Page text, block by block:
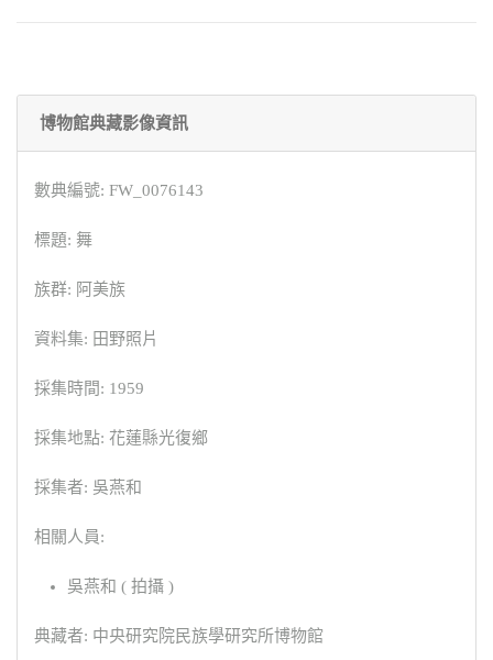
博物館典藏影像資訊
數典編號: FW_0076143
標題: 舞
族群: 阿美族
資料集: 田野照片
採集時間: 1959
採集地點: 花蓮縣光復鄉
採集者: 吳燕和
相關人員:
吳燕和 ( 拍攝 )
典藏者: 中央研究院民族學研究所博物館